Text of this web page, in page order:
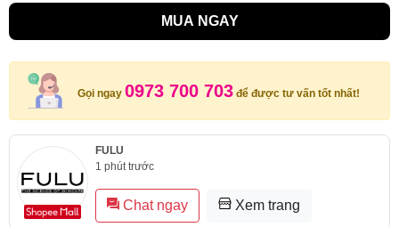
MUA NGAY
Gọi ngay 0973 700 703 để được tư vấn tốt nhất!
FULU
1 phút trước
Chat ngay Xem trang